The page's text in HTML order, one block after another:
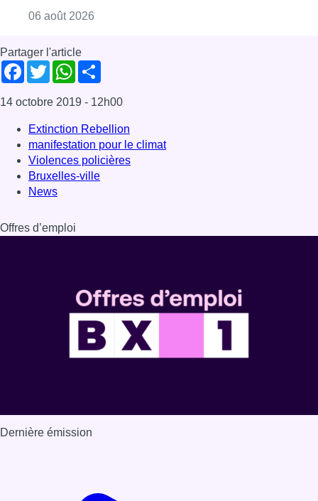
06 août 2026
Partager l'article
Facebook
TwitterWhatsApp
14 octobre 2019 - 12h00
Extinction Rebellion
manifestation pour le climat
Violences policières
Bruxelles-ville
News
Offres d’emploi
Dernière émission